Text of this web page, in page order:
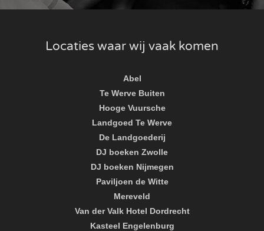
Locaties waar wij vaak komen
Abel
Te Werve Buiten
Hooge Vuursche
Landgoed Te Werve
De Landgoederij
DJ boeken Zwolle
DJ boeken Nijmegen
Paviljoen de Witte
Mereveld
Van der Valk Hotel Dordrecht
Kasteel Engelenburg